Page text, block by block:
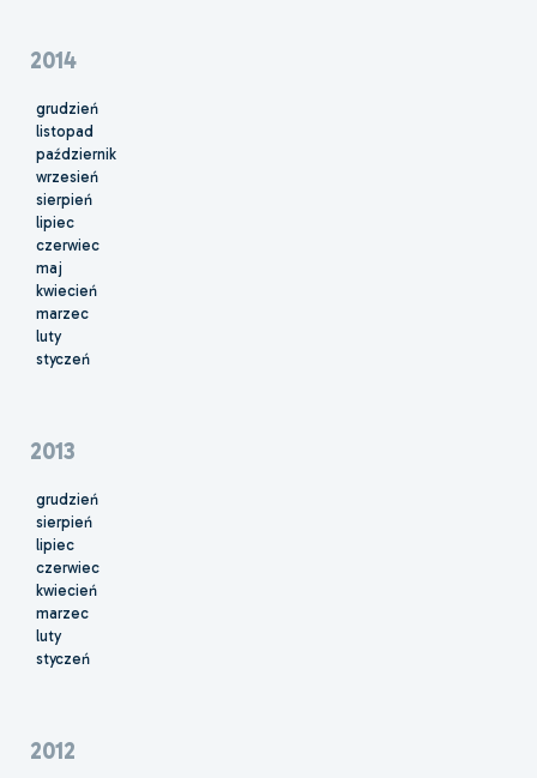
2014
grudzień
listopad
październik
wrzesień
sierpień
lipiec
czerwiec
maj
kwiecień
marzec
luty
styczeń
2013
grudzień
sierpień
lipiec
czerwiec
kwiecień
marzec
luty
styczeń
2012